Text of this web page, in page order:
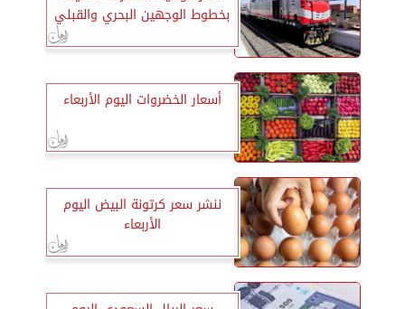
بخطوط الوجهين البحري والقبلي
أسعار الخضروات اليوم الأربعاء
ننشر سعر كرتونة البيض اليوم
الأربعاء